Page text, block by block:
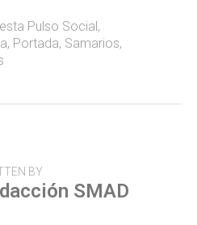
Pulso Social,
, Portada, Samarios,
BY
SMAD